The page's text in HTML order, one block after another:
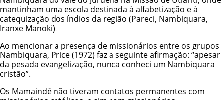
mantinham uma escola destinada à alfabetização e à
catequização dos índios da região (Pareci, Nambiquara,
Iranxe Manoki).
Ao mencionar a presença de missionários entre os grupos
Nambiquara, Price (1972) faz a seguinte afirmação: “apesar
da pesada evangelização, nunca conheci um Nambiquara
cristão”.
Os Mamaindê não tiveram contatos permanentes com